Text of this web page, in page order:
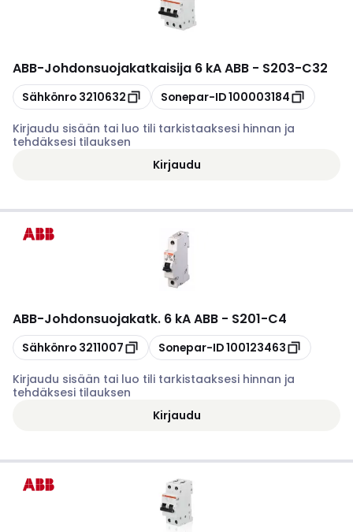
ABB-Johdonsuojakatkaisija 6 kA ABB - S203-C32
Kopioi
Sähkönro 3210632 Kopioi
Sonepar-ID100003184
Kirjaudu sisään tai luo tili tarkistaaksesi hinnan ja
tehdäksesi tilauksen
Kirjaudu
ABB-Johdonsuojakatk. 6 kA ABB - S201-C4
Kopioi
Sähkönro 3211007 Kopioi
Sonepar-ID100123463
Kirjaudu sisään tai luo tili tarkistaaksesi hinnan ja
tehdäksesi tilauksen
Kirjaudu